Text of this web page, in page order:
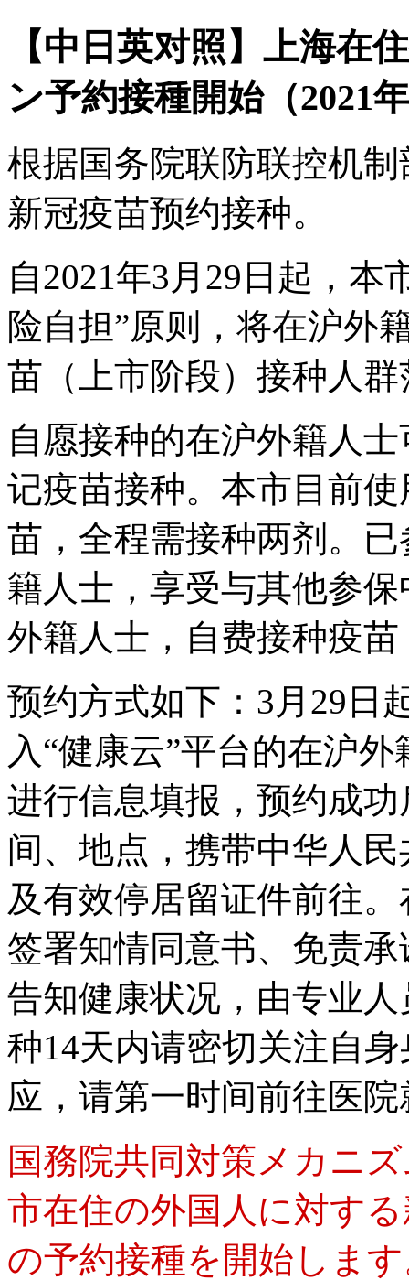
【中日英对照】上海在
ン予約接種開始（2021
根据国务院联防联控机
新冠疫苗预约接种。
自2021年3月29日起，本
险自担”原则，将在沪外
苗（上市阶段）接种人群
自愿接种的在沪外籍人
记疫苗接种。本市目前
苗，全程需接种两剂。
籍人士，享受与其他参
外籍人士，自费接种疫
预约方式如下：3月29日
入“健康云”平台的在沪
进行信息填报，预约成
间、地点，携带中华人
及有效停居留证件前往
签署知情同意书、免责
告知健康状况，由专业
种14天内请密切关注自
应，请第一时间前往医院
国務院共同対策メカニ
市在住の外国人に対す
の予約接種を開始しま